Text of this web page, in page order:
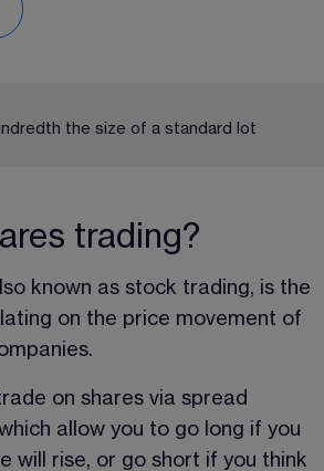
the size of a standard lot
trading?
known as stock trading, is the
on the price movement of
on shares via spread
allow you to go long if you
will rise, or go short if you think